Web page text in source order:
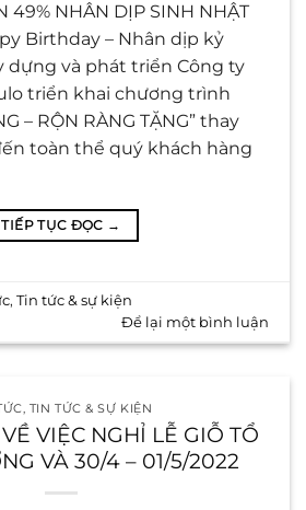
49% NHÂN DỊP SINH NHẬT
Birthday – Nhân dịp kỷ
dựng và phát triển Công ty
triển khai chương trình
– RỘN RÀNG TẶNG” thay
toàn thể quý khách hàng
TIẾP TỤC ĐỌC →
,Tin tức & sự kiện
Để lại một bình luận
, TIN TỨC & SỰ KIỆN
VIỆC NGHỈ LỄ GIỖ TỔ
VÀ 30/4 – 01/5/2022